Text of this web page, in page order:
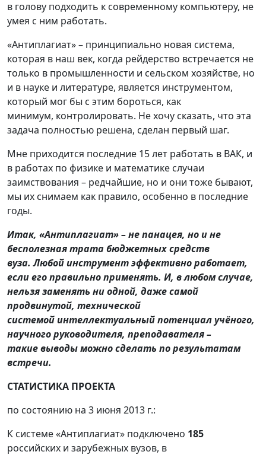
в голову подходить к современному компьютеру, не
умея с ним работать.
«Антиплагиат» – принципиально новая система,
которая в наш век, когда рейдерство встречается не
только в промышленности и сельском хозяйстве, но
и в науке и литературе, является инструментом,
который мог бы с этим бороться, как
минимум, контролировать. Не хочу сказать, что эта
задача полностью решена, сделан первый шаг.
Мне приходится последние 15 лет работать в ВАК, и
в работах по физике и математике случаи
заимствования – редчайшие, но и они тоже бывают,
мы их снимаем как правило, особенно в последние
годы.
Итак, «Антиплагиат» – не панацея, но и не
бесполезная трата бюджетных средств
вуза.Любой инструмент эффективно работает,
если его правильно применять. И, в любомслучае,
нельзя заменять ни одной, даже самой
продвинутой, технической
системойинтеллектуальный потенциал учёного,
научного руководителя, преподавателя –
такиевыводы можно сделать по результатам
встречи.
СТАТИСТИКА ПРОЕКТА
по состоянию на 3 июня 2013 г.:
К системе «Антиплагиат» подключено 185
российских и зарубежных вузов, в